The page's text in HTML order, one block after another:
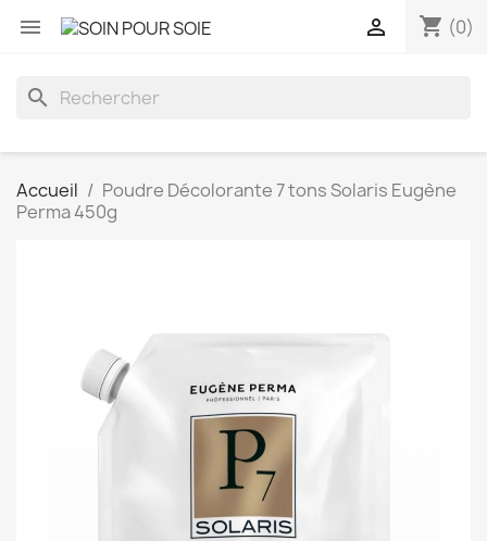
 shopping_cart (0)

search
Accueil
Poudre Décolorante 7 tons Solaris Eugène
Perma 450g